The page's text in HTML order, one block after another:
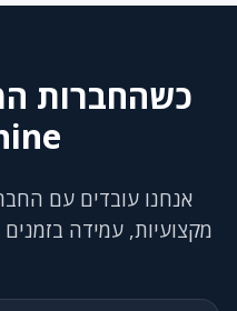
כשהחברות
אנחנו עובדים עם
מקצועיות, עמידה בזמנים